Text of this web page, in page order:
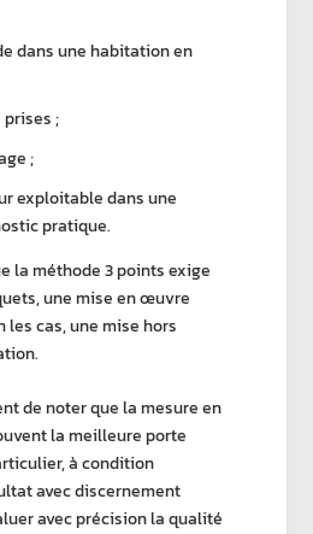
dans une habitation en
;
;
exploitable dans une
pratique.
laméthode 3 pointsexige
une mise en œuvre
les cas, une mise hors
de noter que lamesure en
la meilleure porte
à condition
avec discernement
avec précision la qualité